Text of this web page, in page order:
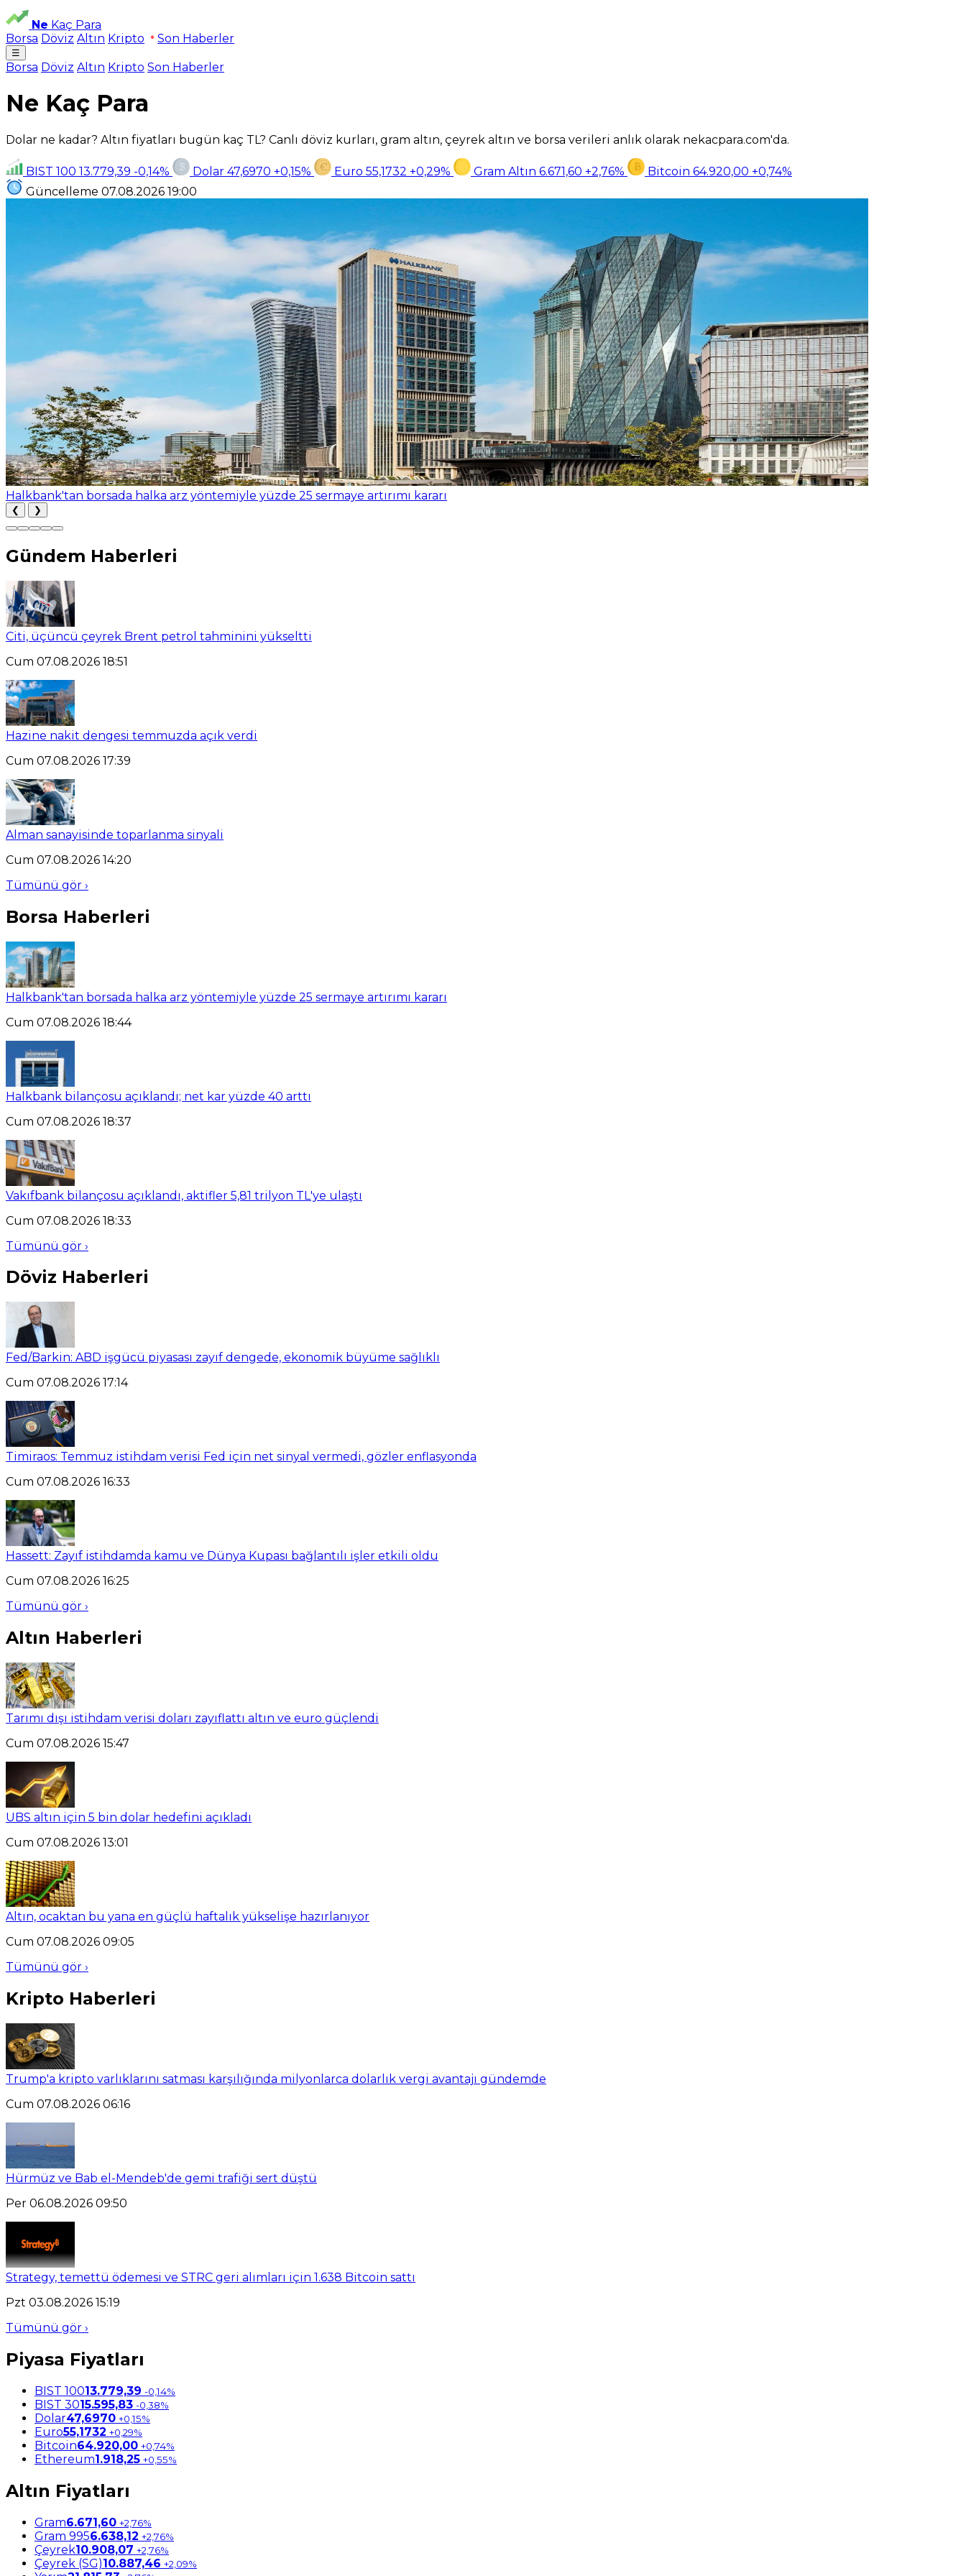
Ne Kaç Para
Borsa Döviz Altın Kripto Son Haberler
☰
Borsa Döviz Altın Kripto Son Haberler
Ne Kaç Para
Dolar ne kadar? Altın fiyatları bugün kaç TL? Canlı döviz kurları, gram altın, çeyrek altın ve borsa verileri anlık olarak nekacpara.com'da.
BIST 100 13.779,39 -0,14% Dolar 47,6970 +0,15% Euro 55,1732 +0,29% Gram Altın 6.671,60 +2,76% Bitcoin 64.920,00 +0,74%
Güncelleme 07.08.2026 19:00
Halkbank'tan borsada halka arz yöntemiyle yüzde 25 sermaye artırımı kararı
❮ ❯
Gündem Haberleri
Citi, üçüncü çeyrek Brent petrol tahminini yükseltti
Cum 07.08.2026 18:51
Hazine nakit dengesi temmuzda açık verdi
Cum 07.08.2026 17:39
Alman sanayisinde toparlanma sinyali
Cum 07.08.2026 14:20
Tümünü gör ›
Borsa Haberleri
Halkbank'tan borsada halka arz yöntemiyle yüzde 25 sermaye artırımı kararı
Cum 07.08.2026 18:44
Halkbank bilançosu açıklandı; net kar yüzde 40 arttı
Cum 07.08.2026 18:37
Vakıfbank bilançosu açıklandı, aktifler 5,81 trilyon TL'ye ulaştı
Cum 07.08.2026 18:33
Tümünü gör ›
Döviz Haberleri
Fed/Barkin: ABD işgücü piyasası zayıf dengede, ekonomik büyüme sağlıklı
Cum 07.08.2026 17:14
Timiraos: Temmuz istihdam verisi Fed için net sinyal vermedi, gözler enflasyonda
Cum 07.08.2026 16:33
Hassett: Zayıf istihdamda kamu ve Dünya Kupası bağlantılı işler etkili oldu
Cum 07.08.2026 16:25
Tümünü gör ›
Altın Haberleri
Tarımı dışı istihdam verisi doları zayıflattı altın ve euro güçlendi
Cum 07.08.2026 15:47
UBS altın için 5 bin dolar hedefini açıkladı
Cum 07.08.2026 13:01
Altın, ocaktan bu yana en güçlü haftalık yükselişe hazırlanıyor
Cum 07.08.2026 09:05
Tümünü gör ›
Kripto Haberleri
Trump'a kripto varlıklarını satması karşılığında milyonlarca dolarlık vergi avantajı gündemde
Cum 07.08.2026 06:16
Hürmüz ve Bab el-Mendeb'de gemi trafiği sert düştü
Per 06.08.2026 09:50
Strategy, temettü ödemesi ve STRC geri alımları için 1.638 Bitcoin sattı
Pzt 03.08.2026 15:19
Tümünü gör ›
Piyasa Fiyatları
BIST 10013.779,39 -0,14%
BIST 3015.595,83 -0,38%
Dolar47,6970 +0,15%
Euro55,1732 +0,29%
Bitcoin64.920,00 +0,74%
Ethereum1.918,25 +0,55%
Altın Fiyatları
Gram6.671,60 +2,76%
Gram 9956.638,12 +2,76%
Çeyrek10.908,07 +2,76%
Çeyrek (SG)10.887,46 +2,09%